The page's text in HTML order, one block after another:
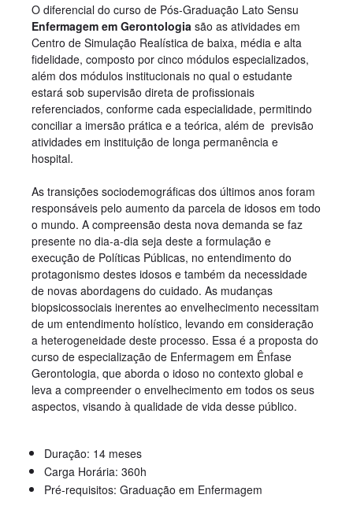
O diferencial do curso de Pós-Graduação Lato Sensu
Enfermagem em Gerontologia são as atividades em
Centro de Simulação Realística de baixa, média e alta
fidelidade, composto por cinco módulos especializados,
além dos módulos institucionais no qual o estudante
estará sob supervisão direta de profissionais
referenciados, conforme cada especialidade, permitindo
conciliar a imersão prática e a teórica, além de previsão
atividades em instituição de longa permanência e
hospital.
As transições sociodemográficas dos últimos anos foram
responsáveis pelo aumento da parcela de idosos em todo
o mundo. A compreensão desta nova demanda se faz
presente no dia-a-dia seja deste a formulação e
execução de Políticas Públicas, no entendimento do
protagonismo destes idosos e também da necessidade
de novas abordagens do cuidado. As mudanças
biopsicossociais inerentes ao envelhecimento necessitam
de um entendimento holístico, levando em consideração
a heterogeneidade deste processo. Essa é a proposta do
curso de especialização de Enfermagem em Ênfase
Gerontologia, que aborda o idoso no contexto global e
leva a compreender o envelhecimento em todos os seus
aspectos, visando à qualidade de vida desse público.
Duração: 14 meses
Carga Horária: 360h
Pré-requisitos: Graduação em Enfermagem